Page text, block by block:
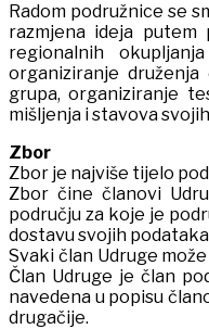
Radom podružnice se
razmjena ideja putem
regionalnih
organiziranje
grupa, organiziranje
mišljenja i stavova
Zbor
Zbor je najviše tijelo
Zbor čine članovi
području za koje je
dostavu svojih
Svaki član Udruge
Član Udruge je član
navedena u popisu
drugačije.